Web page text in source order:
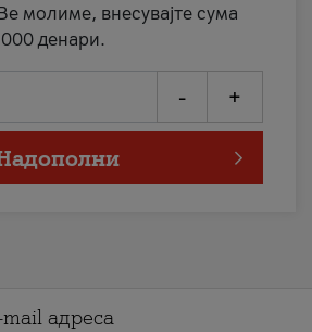
молиме, внесувајте сума
денари.
- +